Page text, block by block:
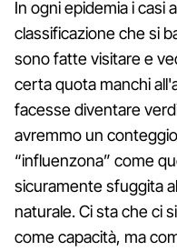
In ogni epidemia i casi
classificazione che si
sono fatte visitare e
certa quota manchi
facesse diventare
avremmo un
“influenzona” come
sicuramente sfuggita
naturale. Ci sta che ci
come capacità, ma